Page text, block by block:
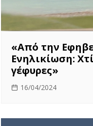
«Από την
Ενηλικίωση:
γέφυρες»
16/04/2024